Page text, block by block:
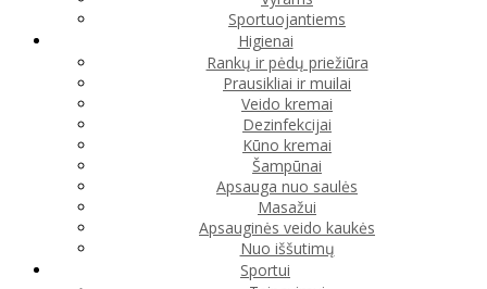
Sportuojantiems
Higienai
Rankų ir pėdų priežiūra
Prausikliai ir muilai
Veido kremai
Dezinfekcijai
Kūno kremai
Šampūnai
Apsauga nuo saulės
Masažui
Apsauginės veido kaukės
Nuo iššutimų
Sportui